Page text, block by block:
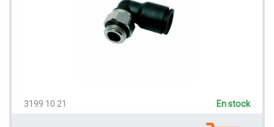
3199 10 21 En stock